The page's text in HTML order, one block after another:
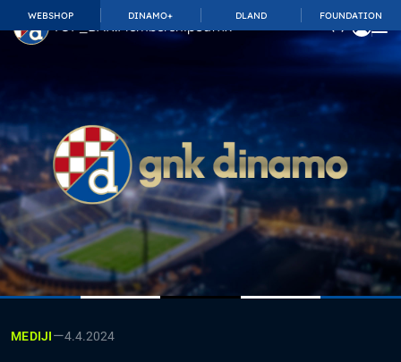
WEBSHOP DINAMO+ DLAND FOUNDATION
TOP_BAR.MembershipSuffix
MEDIJI—4.4.2024